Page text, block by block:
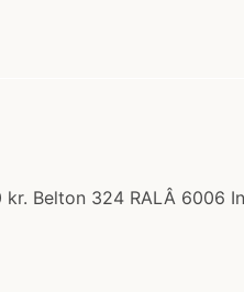
kr. Belton 324 RALÂ